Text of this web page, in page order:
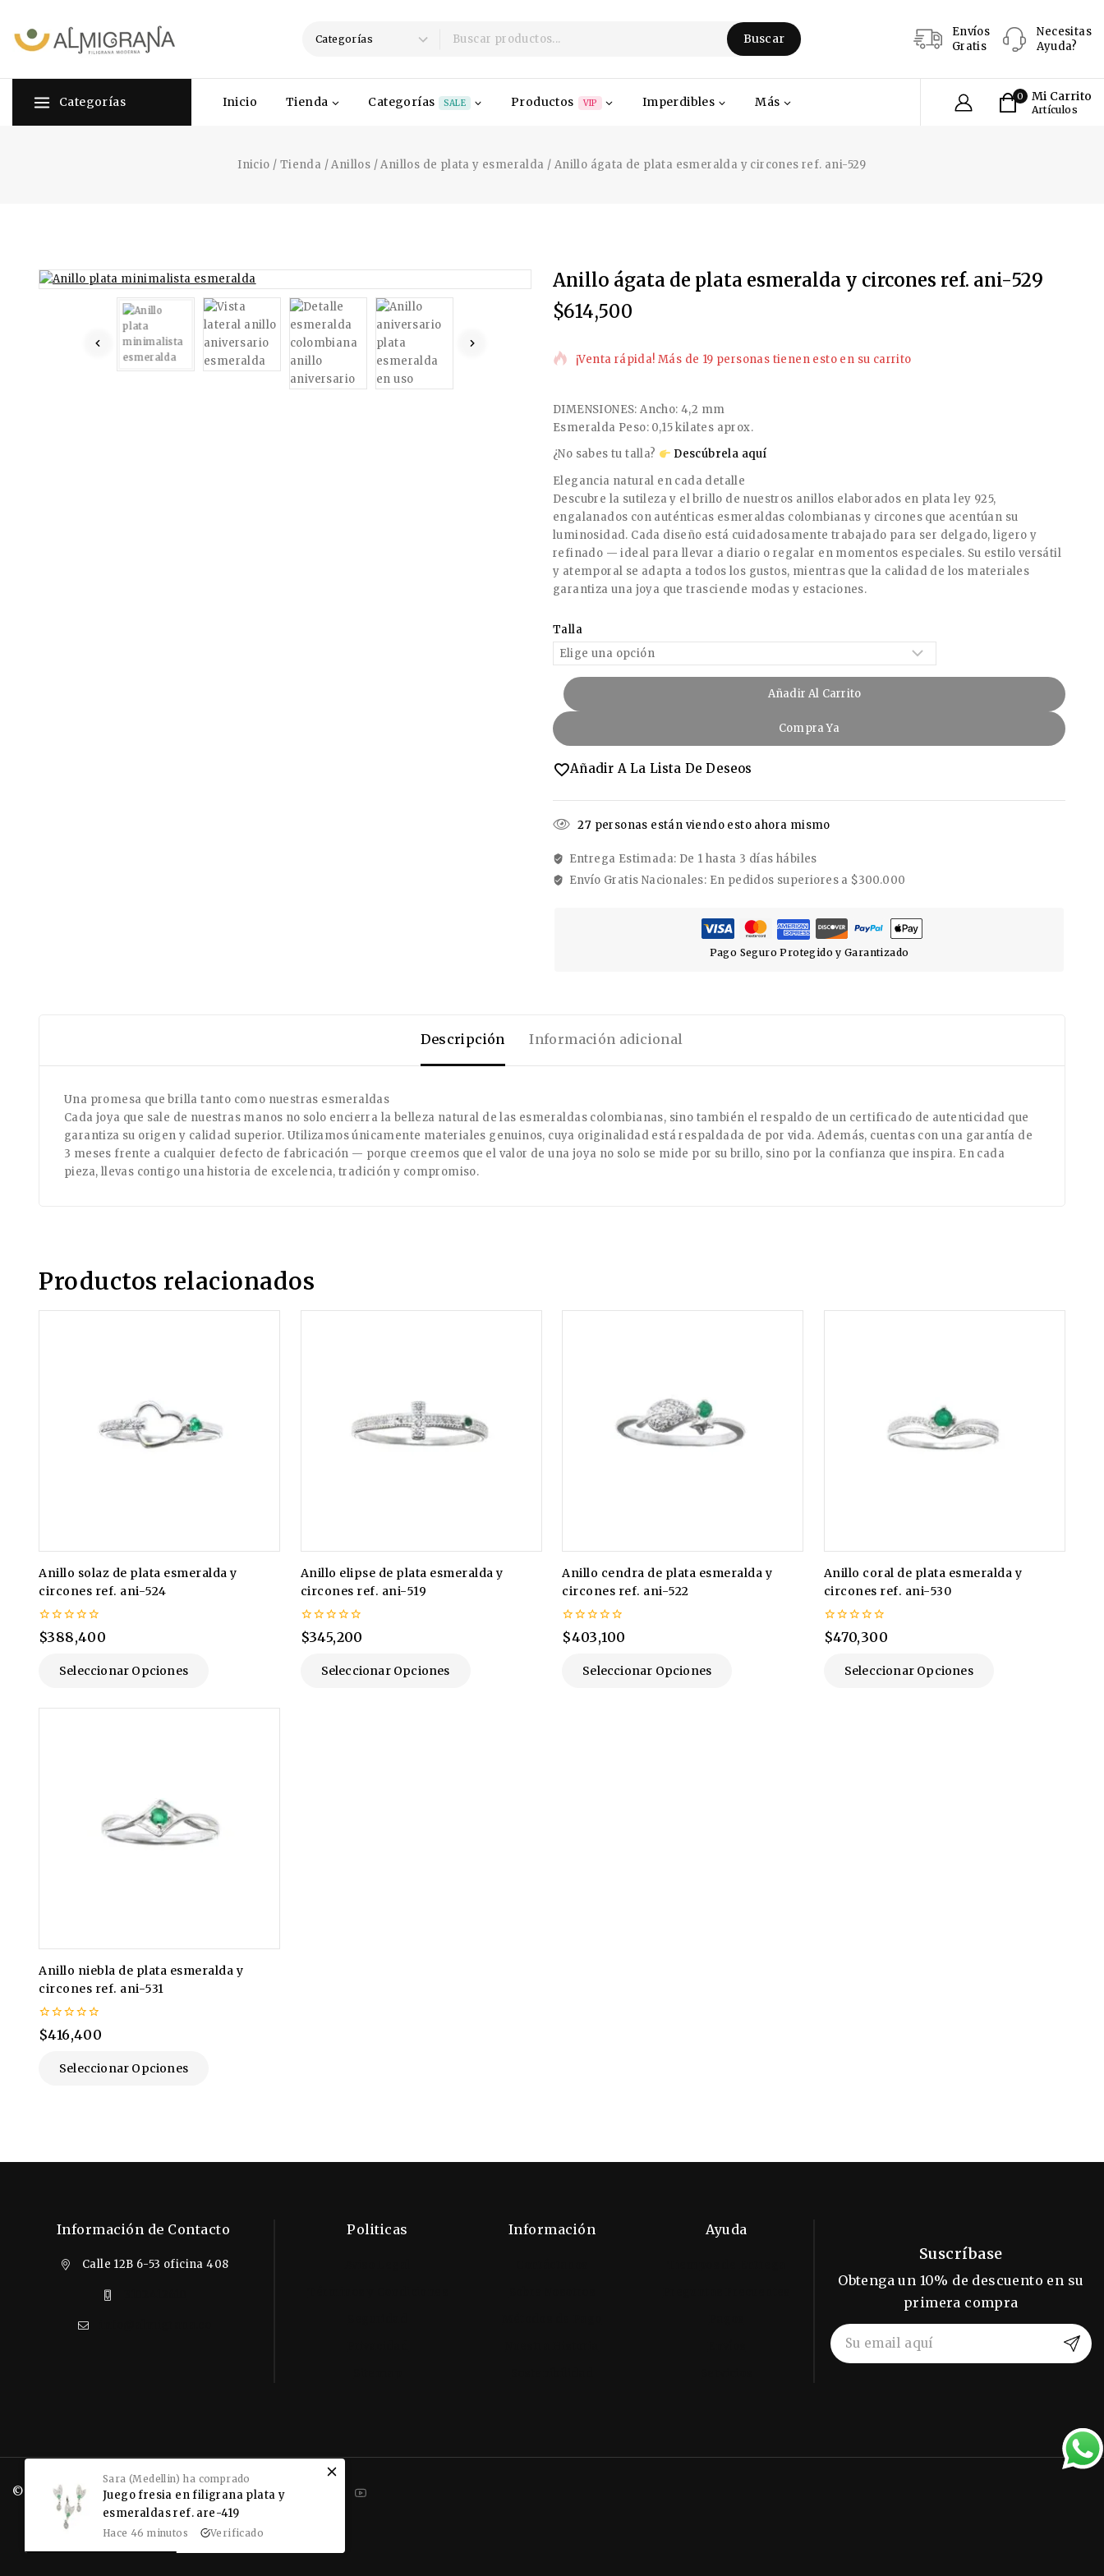
Buscar
Envíos
Gratis
Necesitas
Ayuda?
Categorías Inicio Tienda Categorías SALE Productos VIP Imperdibles Más 0 Mi Carrito
Artículos
Inicio / Tienda / Anillos / Anillos de plata y esmeralda / Anillo ágata de plata esmeralda y circones ref. ani-529
Anillo ágata de plata esmeralda y circones ref. ani-529
$614,500
19 productos vendidos en las últimas 13 horas
¡Venta rápida! Más de 19 personas tienen esto en su carrito
DIMENSIONES: Ancho: 4,2 mm
Esmeralda Peso: 0,15 kilates aprox.
¿No sabes tu talla?
Descúbrela aquí
Elegancia natural en cada detalle
Descubre la sutileza y el brillo de nuestros anillos elaborados en plata ley 925,
engalanados con auténticas esmeraldas colombianas y circones que acentúan su
luminosidad. Cada diseño está cuidadosamente trabajado para ser delgado, ligero y
refinado — ideal para llevar a diario o regalar en momentos especiales. Su estilo versátil
y atemporal se adapta a todos los gustos, mientras que la calidad de los materiales
garantiza una joya que trasciende modas y estaciones.
Talla
Añadir Al Carrito
Compra Ya
Añadir A La Lista De Deseos
27 personas están viendo esto ahora mismo
Entrega Estimada: De 1 hasta 3 días hábiles
Envío Gratis Nacionales: En pedidos superiores a $300.000
Pago Seguro Protegido y Garantizado
Descripción Información adicional
Una promesa que brilla tanto como nuestras esmeraldas
Cada joya que sale de nuestras manos no solo encierra la belleza natural de las esmeraldas colombianas, sino también el respaldo de un certificado de autenticidad que
garantiza su origen y calidad superior. Utilizamos únicamente materiales genuinos, cuya originalidad está respaldada de por vida. Además, cuentas con una garantía de
3 meses frente a cualquier defecto de fabricación — porque creemos que el valor de una joya no solo se mide por su brillo, sino por la confianza que inspira. En cada
pieza, llevas contigo una historia de excelencia, tradición y compromiso.
Productos relacionados
Anillo solaz de plata esmeralda y
circones ref. ani-524
0
de
$388,400
Seleccionar Opciones
Anillo elipse de plata esmeralda y
circones ref. ani-519
0
de
$345,200
Seleccionar Opciones
Anillo cendra de plata esmeralda y
circones ref. ani-522
0
de
$403,100
Seleccionar Opciones
Anillo coral de plata esmeralda y
circones ref. ani-530
0
de
$470,300
Seleccionar Opciones
Anillo niebla de plata esmeralda y
circones ref. ani-531
0
de
$416,400
Seleccionar Opciones
Información de Contacto
Calle 12B 6-53 oficina 408
Politicas Información Ayuda
Suscríbase
Obtenga un 10% de descuento en su
primera compra
© 2026 ALMIGRANA, Filigrana Momposina.
Sara (Medellin) ha comprado
Juego fresia en filigrana plata y
esmeraldas ref. are-419
Hace 46 minutos Verificado